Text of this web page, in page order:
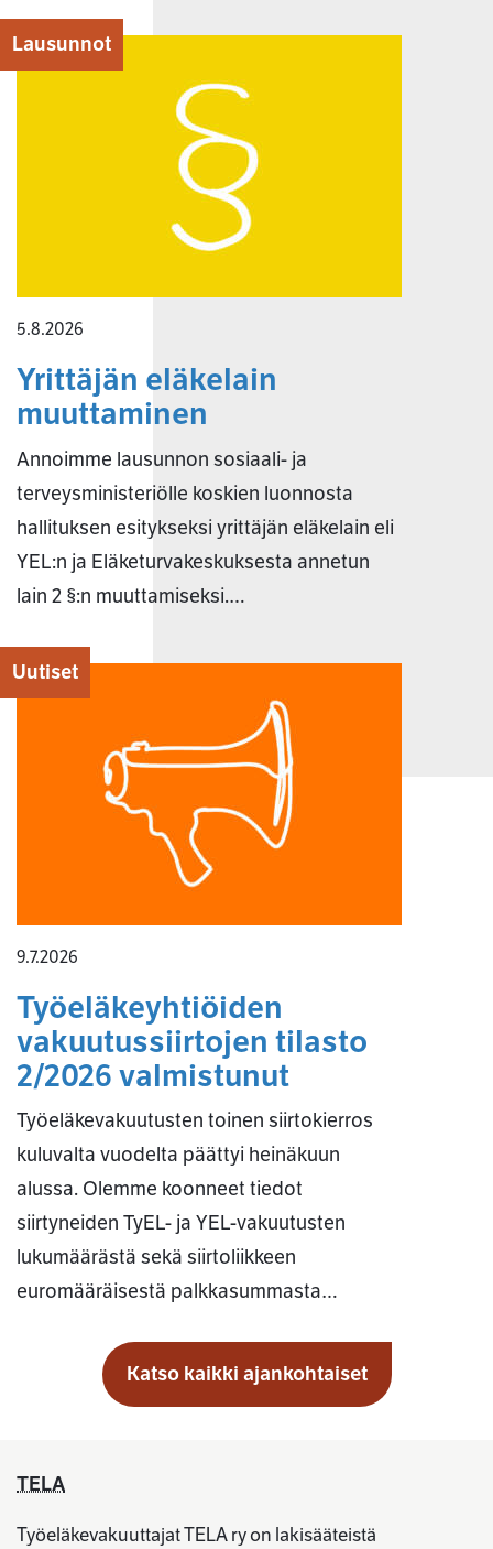
Lausunnot
5.8.2026
Yrittäjän eläkelain
muuttaminen
Annoimme lausunnon sosiaali- ja
terveysministeriölle koskien luonnosta
hallituksen esitykseksi yrittäjän eläkelain eli
YEL:n ja Eläketurvakeskuksesta annetun
lain 2 §:n muuttamiseksi.…
Uutiset
9.7.2026
Työeläkeyhtiöiden
vakuutussiirtojen tilasto
2/2026 valmistunut
Työeläkevakuutusten toinen siirtokierros
kuluvalta vuodelta päättyi heinäkuun
alussa. Olemme koonneet tiedot
siirtyneiden TyEL- ja YEL-vakuutusten
lukumäärästä sekä siirtoliikkeen
euromääräisestä palkkasummasta…
Katso kaikki ajankohtaiset
TELA
Työeläkevakuuttajat TELA ry on lakisääteistä